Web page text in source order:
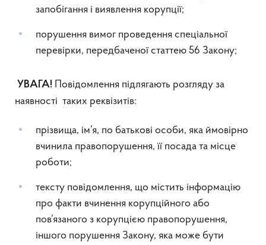
запобігання і виявлення корупції;
порушення вимог проведення спеціальної
перевірки, передбаченої статтею 56 Закону;
УВАГА! Повідомлення підлягають розгляду за
наявності таких реквізитів:
прізвища, ім’я, по батькові особи, яка ймовірно
вчинила правопорушення, її посада та місце
роботи;
тексту повідомлення, що містить інформацію
про факти вчинення корупційного або
пов’язаного з корупцією правопорушення,
іншого порушення Закону, яка може бути